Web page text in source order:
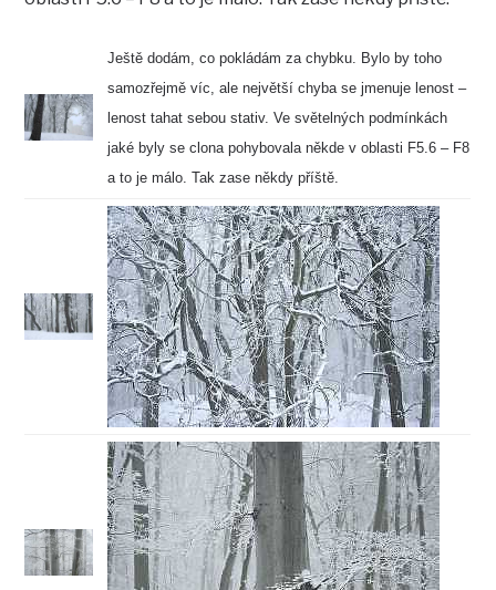
Ještě dodám, co pokládám za chybku. Bylo by toho
samozřejmě víc, ale největší chyba se jmenuje lenost –
lenost tahat sebou stativ. Ve světelných podmínkách
jaké byly se clona pohybovala někde v oblasti F5.6 – F8
a to je málo. Tak zase někdy příště.